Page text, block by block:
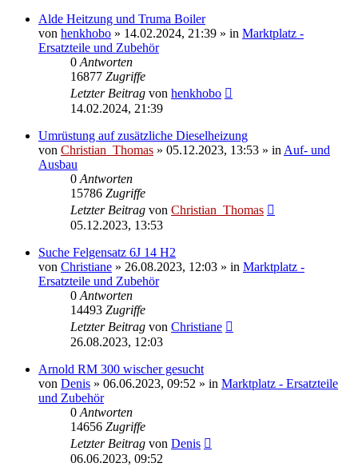
Alde Heitzung und Truma Boiler
von henkhobo » 14.02.2024, 21:39 » in Marktplatz -
Ersatzteile und Zubehör
0Antworten
16877 Zugriffe
Letzter Beitrag von henkhobo
14.02.2024, 21:39
Umrüstung auf zusätzliche Dieselheizung
von Christian_Thomas » 05.12.2023, 13:53 » inAuf- und
Ausbau
0Antworten
15786 Zugriffe
Letzter Beitrag von Christian_Thomas
05.12.2023, 13:53
Suche Felgensatz 6J 14 H2
von Christiane » 26.08.2023, 12:03 » in Marktplatz -
Ersatzteile und Zubehör
0Antworten
14493 Zugriffe
Letzter Beitrag von Christiane
26.08.2023, 12:03
Arnold RM 300 wischer gesucht
von Denis » 06.06.2023, 09:52 » in Marktplatz - Ersatzteile
und Zubehör
0Antworten
14656 Zugriffe
Letzter Beitrag von Denis
06.06.2023, 09:52